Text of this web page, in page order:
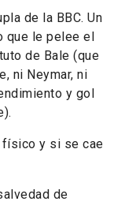
de la BBC. Un
que le pelee el
de Bale (que
ni Neymar, ni
y gol
físico y si se cae
de